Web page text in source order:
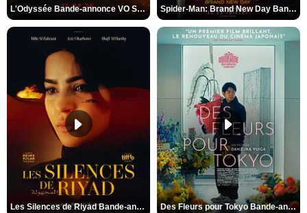
L'Odyssée Bande-annonce VO STFR Spider-Man: Brand New Day Bande-annonce VO STFR
Les Silences de Riyad Bande-annonce VO STFR Des Fleurs pour Tokyo Bande-annonce VO STFR